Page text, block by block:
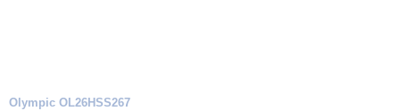
Olympic OL26HSS267